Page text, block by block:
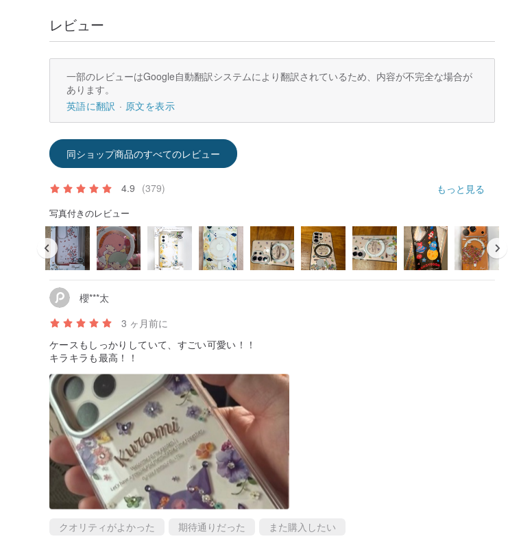
レビュー
一部のレビューはGoogle自動翻訳システムにより翻訳されているため、内容が不完全な場合が
あります。
英語に翻訳
原文を表示
同ショップ商品のすべてのレビュー
4.9 (379) もっと見る
写真付きのレビュー
櫻***太
3 ヶ月前に
ケースもしっかりしていて、すごい可愛い！！
キラキラも最高！！
クオリティがよかった 期待通りだった また購入したい